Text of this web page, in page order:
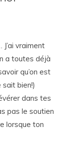
vraiment
a toutes déjà
qu’on est
bien!)
dans tes
pas le soutien
lorsque ton